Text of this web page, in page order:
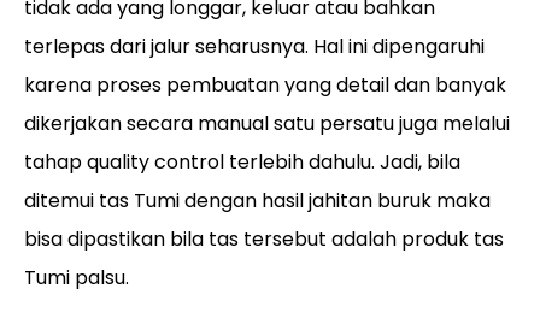
tidak ada yang longgar, keluar atau bahkan
terlepas dari jalur seharusnya. Hal ini dipengaruhi
karena proses pembuatan yang detail dan banyak
dikerjakan secara manual satu persatu juga melalui
tahap quality control terlebih dahulu. Jadi, bila
ditemui tas Tumi dengan hasil jahitan buruk maka
bisa dipastikan bila tas tersebut adalah produk tas
Tumi palsu.